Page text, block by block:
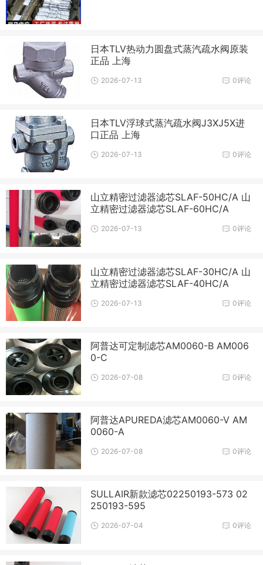
日本TLV热动力圆盘式蒸汽疏水阀原装
正品 上海
0评论
2026-07-13
日本TLV浮球式蒸汽疏水阀J3XJ5X进
口正品 上海
0评论
2026-07-13
山立精密过滤器滤芯SLAF-50HC/A 山
立精密过滤器滤芯SLAF-60HC/A
0评论
2026-07-13
山立精密过滤器滤芯SLAF-30HC/A 山
立精密过滤器滤芯SLAF-40HC/A
0评论
2026-07-13
阿普达可定制滤芯AM0060-B AM006
0-C
0评论
2026-07-08
阿普达APUREDA滤芯AM0060-V AM
0060-A
0评论
2026-07-08
SULLAIR新款滤芯02250193-573 02
250193-595
0评论
2026-07-04